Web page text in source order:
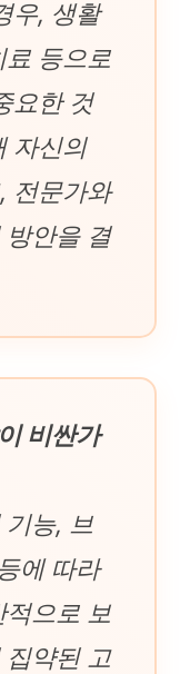
우, 생활
료 등으로
요한 것
자신의
전문가와
안을 결
비싼가
기능, 브
에 따라
으로 보
집약된 고